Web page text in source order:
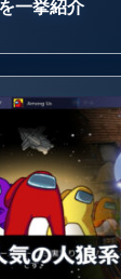
一挙紹介